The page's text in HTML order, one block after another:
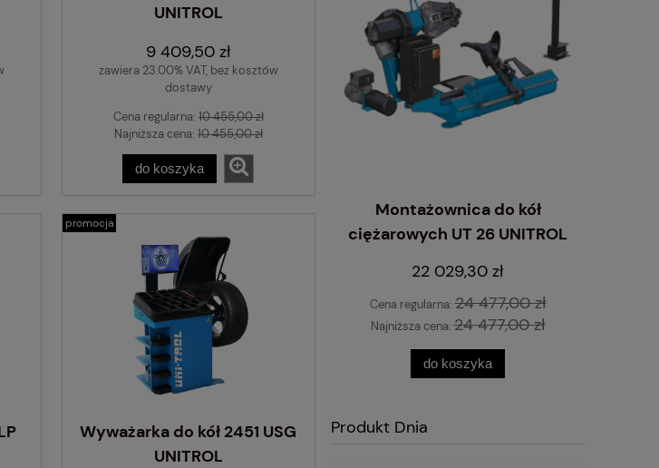
UNITROL
9 409,50 zł
zawiera 23.00% VAT, bez kosztów
dostawy
Cena regularna:10 455,00 zł
Najniższa cena:10 455,00 zł
do koszyka
Wyważarka do kół 2451 USG
UNITROL
promocja
Nacinarka do opon - wyrzynarka
bieżnika - PSO PS-15 STANDARD
370 W
1 382,86 zł
do koszyka
Montażownica do kół
ciężarowych UT 26 UNITROL
22 029,30 zł
Cena regularna:24 477,00 zł
Najniższa cena:24 477,00 zł
do koszyka
Produkt Dnia